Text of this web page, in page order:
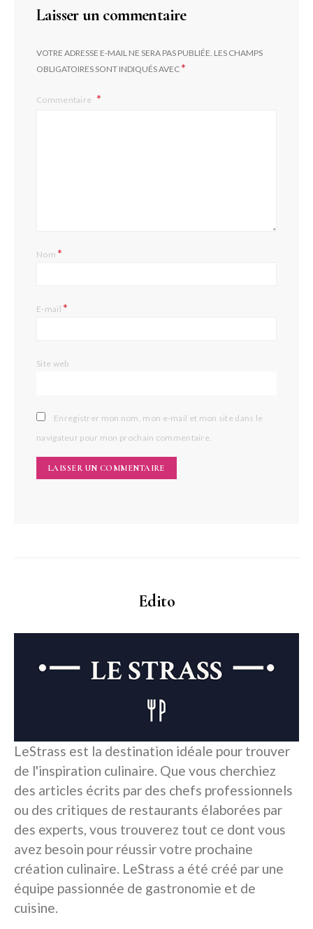
Laisser un commentaire
VOTRE ADRESSE E-MAIL NE SERA PAS PUBLIÉE. LES CHAMPS
OBLIGATOIRES SONT INDIQUÉS AVEC*
Commentaire
Nom*
E-mail*
Site web
Enregistrer mon nom, mon e-mail et mon site dans le
navigateur pour mon prochain commentaire.
Edito
LeStrass est la destination idéale pour trouver
de l'inspiration culinaire. Que vous cherchiez
des articles écrits par des chefs professionnels
ou des critiques de restaurants élaborées par
des experts, vous trouverez tout ce dont vous
avez besoin pour réussir votre prochaine
création culinaire. LeStrass a été créé par une
équipe passionnée de gastronomie et de
cuisine.